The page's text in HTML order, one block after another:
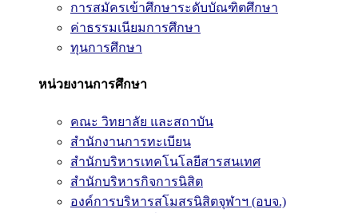
การสมัครเข้าศึกษาระดับบัณฑิตศึกษา
ค่าธรรมเนียมการศึกษา
ทุนการศึกษา
หน่วยงานการศึกษา
คณะ วิทยาลัย และสถาบัน
สำนักงานการทะเบียน
สำนักบริหารเทคโนโลยีสารสนเทศ
สำนักบริหารกิจการนิสิต
องค์การบริหารสโมสรนิสิตจุฬาฯ (อบจ.)